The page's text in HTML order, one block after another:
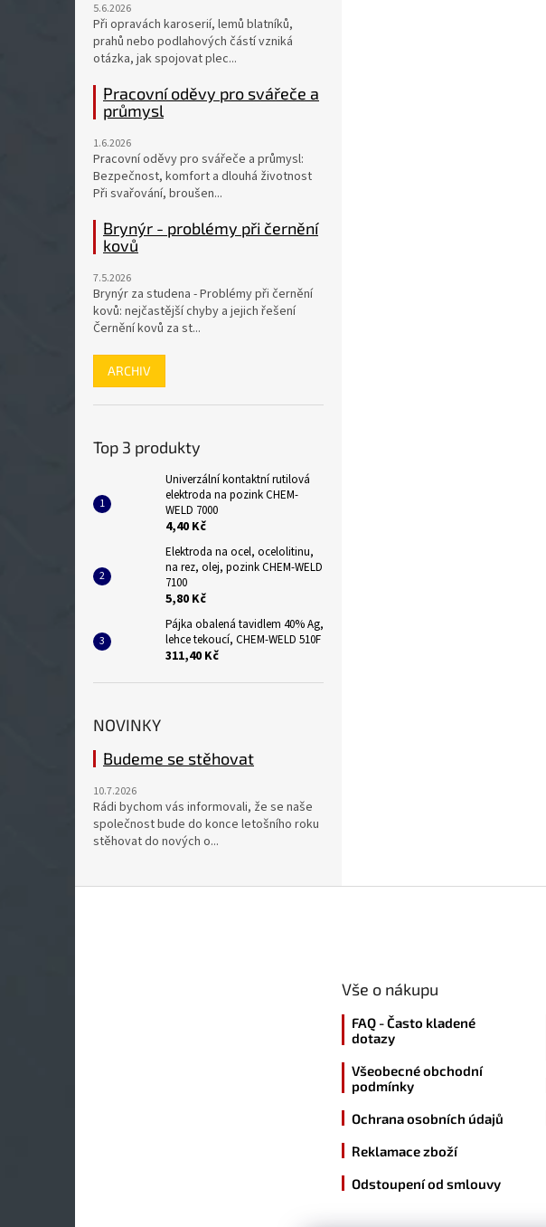
5.6.2026
Při opravách karoserií, lemů blatníků,
prahů nebo podlahových částí vzniká
otázka, jak spojovat plec...
Pracovní oděvy pro svářeče a
průmysl
1.6.2026
Pracovní oděvy pro svářeče a průmysl:
Bezpečnost, komfort a dlouhá životnost
Při svařování, broušen...
Brynýr - problémy při černění
kovů
7.5.2026
Brynýr za studena - Problémy při černění
kovů: nejčastější chyby a jejich řešení
Černění kovů za st...
ARCHIV
Top 3 produkty
Univerzální kontaktní rutilová
elektroda na pozink CHEM-
WELD 7000
4,40 Kč
Elektroda na ocel, ocelolitinu,
na rez, olej, pozink CHEM-WELD
7100
5,80 Kč
Pájka obalená tavidlem 40% Ag,
lehce tekoucí, CHEM-WELD 510F
311,40 Kč
NOVINKY
Budeme se stěhovat
10.7.2026
Rádi bychom vás informovali, že se naše
společnost bude do konce letošního roku
stěhovat do nových o...
Vše o nákupu
FAQ - Často kladené
dotazy
Všeobecné obchodní
podmínky
Ochrana osobních údajů
Reklamace zboží
Odstoupení od smlouvy